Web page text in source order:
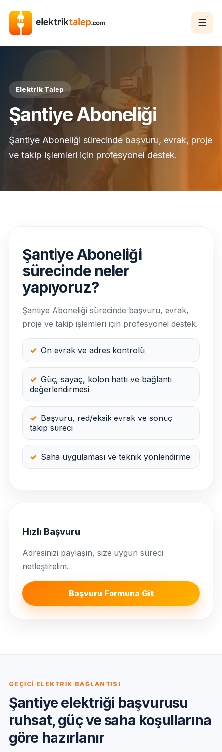
☰
Elektrik Talep
Şantiye Aboneliği
Şantiye Aboneliği sürecinde başvuru, evrak, proje
ve takip işlemleri için profesyonel destek.
Şantiye Aboneliği
sürecinde neler
yapıyoruz?
Şantiye Aboneliği sürecinde başvuru, evrak,
proje ve takip işlemleri için profesyonel destek.
Ön evrak ve adres kontrolü
Güç, sayaç, kolon hattı ve bağlantı
değerlendirmesi
Başvuru, red/eksik evrak ve sonuç
takip süreci
Saha uygulaması ve teknik yönlendirme
Hızlı Başvuru
Adresinizi paylaşın, size uygun süreci
netleştirelim.
Başvuru Formuna Git
GEÇİCİ ELEKTRİK BAĞLANTISI
Şantiye elektriği başvurusu
ruhsat, güç ve saha koşullarına
göre hazırlanır